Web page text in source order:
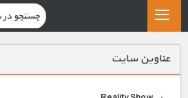
عناوين سايت